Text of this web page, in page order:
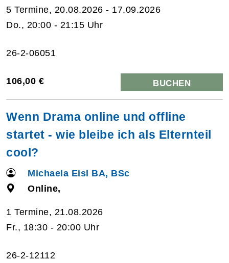
5 Termine, 20.08.2026 - 17.09.2026
Do., 20:00 - 21:15 Uhr
26-2-06051
106,00 € BUCHEN
Wenn Drama online und offline
startet - wie bleibe ich als Elternteil
cool?
Michaela Eisl BA, BSc
Online,
1 Termine, 21.08.2026
Fr., 18:30 - 20:00 Uhr
26-2-12112